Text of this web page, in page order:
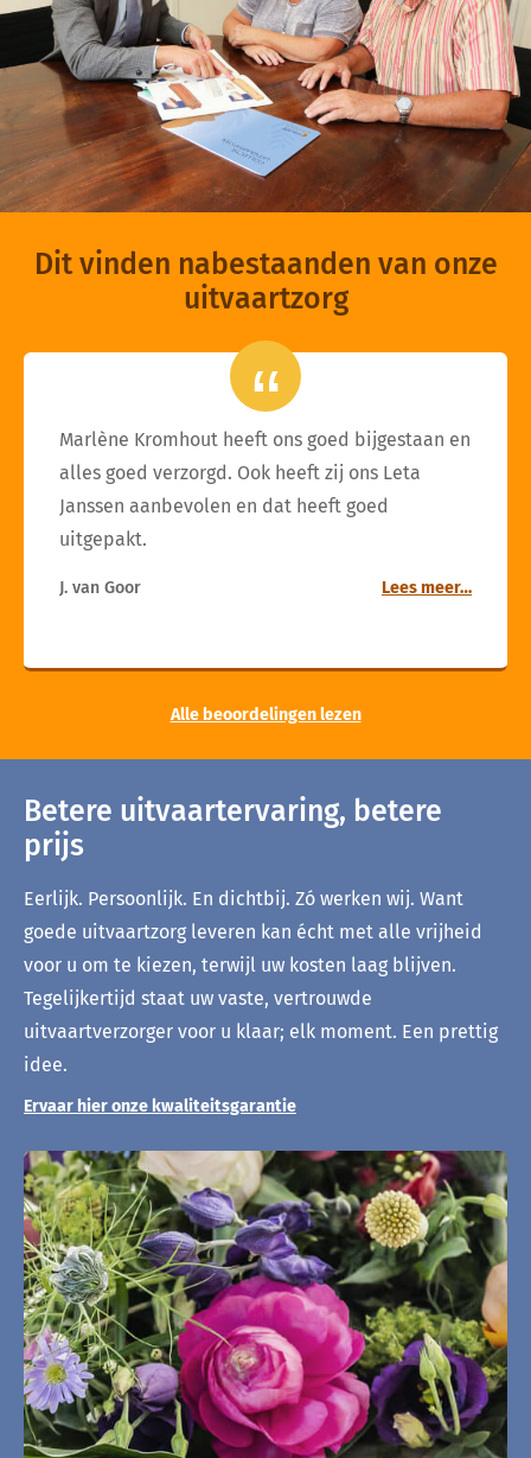
Dit vinden nabestaanden van onze
uitvaartzorg
Marlène Kromhout heeft ons goed bijgestaan en
alles goed verzorgd. Ook heeft zij ons Leta
Janssen aanbevolen en dat heeft goed
uitgepakt.
J. van Goor Lees meer…
Alle beoordelingen lezen
Betere uitvaartervaring, betere
prijs
Eerlijk. Persoonlijk. En dichtbij. Zó werken wij. Want
goede uitvaartzorg leveren kan écht met alle vrijheid
voor u om te kiezen, terwijl uw kosten laag blijven.
Tegelijkertijd staat uw vaste, vertrouwde
uitvaartverzorger voor u klaar; elk moment. Een prettig
idee.
Ervaar hier onze kwaliteitsgarantie